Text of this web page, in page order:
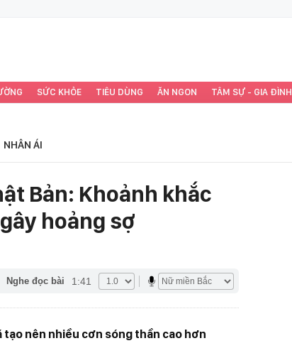
SỨC KHỎE TIÊU DÙNG ĂN NGON TÂM SỰ - GIA ĐÌNH
NHÂN ÁI
Bản: Khoảnh khắc
hoảng sợ
Nghe đọc bài 1:41
nên nhiều cơn sóng thần cao hơn